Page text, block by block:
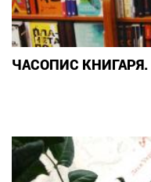
ЧАСОПИС КНИГАРЯ.